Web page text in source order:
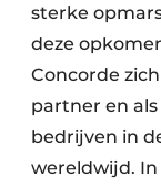
sterke
deze
Concorde
partner en
bedrijven in
wereldwijd.